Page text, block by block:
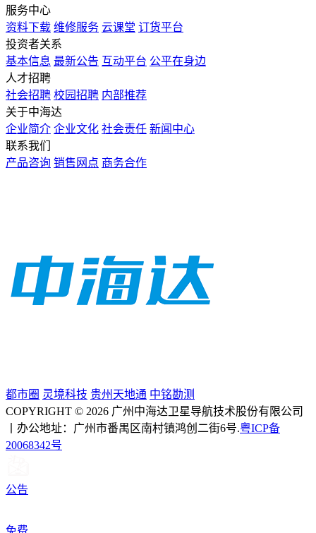
服务中心
资料下载 维修服务 云课堂 订货平台
投资者关系
基本信息 最新公告 互动平台 公平在身边
人才招聘
社会招聘 校园招聘 内部推荐
关于中海达
企业简介 企业文化 社会责任 新闻中心
联系我们
产品咨询 销售网点 商务合作
都市圈 灵境科技 贵州天地通 中铭勘测
COPYRIGHT © 2026 广州中海达卫星导航技术股份有限公司
丨办公地址：广州市番禺区南村镇鸿创二街6号.粤ICP备
20068342号
公告
免费